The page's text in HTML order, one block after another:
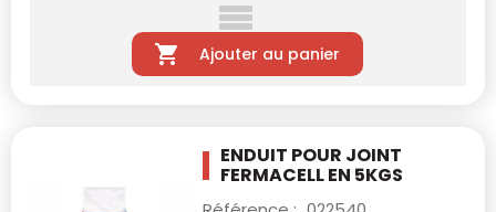
Ajouter au panier
ENDUIT POUR JOINT
FERMACELL EN 5KGS